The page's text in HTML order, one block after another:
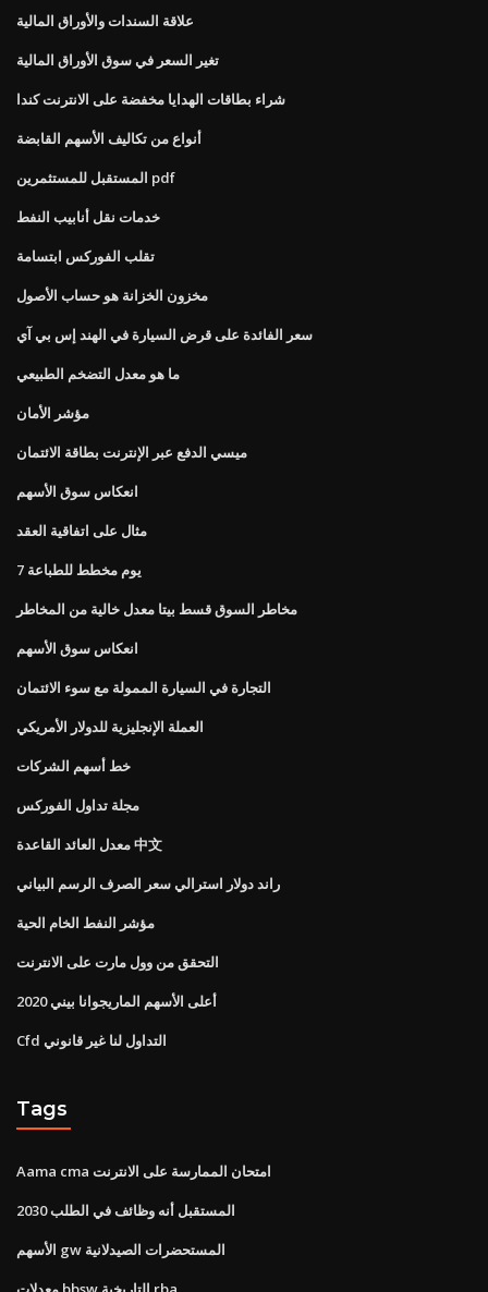
علاقة السندات والأوراق المالية
تغير السعر في سوق الأوراق المالية
شراء بطاقات الهدايا مخفضة على الانترنت كندا
أنواع من تكاليف الأسهم القابضة
المستقبل للمستثمرين pdf
خدمات نقل أنابيب النفط
تقلب الفوركس ابتسامة
مخزون الخزانة هو حساب الأصول
سعر الفائدة على قرض السيارة في الهند إس بي آي
ما هو معدل التضخم الطبيعي
مؤشر الأمان
ميسي الدفع عبر الإنترنت بطاقة الائتمان
انعكاس سوق الأسهم
مثال على اتفاقية العقد
7 يوم مخطط للطباعة
مخاطر السوق قسط بيتا معدل خالية من المخاطر
انعكاس سوق الأسهم
التجارة في السيارة الممولة مع سوء الائتمان
العملة الإنجليزية للدولار الأمريكي
خط أسهم الشركات
مجلة تداول الفوركس
معدل العائد القاعدة 中文
راند دولار استرالي سعر الصرف الرسم البياني
مؤشر النفط الخام الحية
التحقق من وول مارت على الانترنت
أعلى الأسهم الماريجوانا بيني 2020
Cfd التداول لنا غير قانوني
Tags
Aama cma امتحان الممارسة على الانترنت
المستقبل أنه وظائف في الطلب 2030
الأسهم gw المستحضرات الصيدلانية